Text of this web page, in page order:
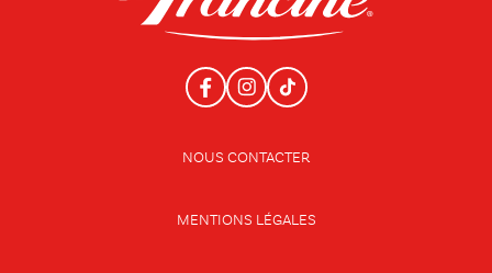
NOUS CONTACTER
MENTIONS LÉGALES